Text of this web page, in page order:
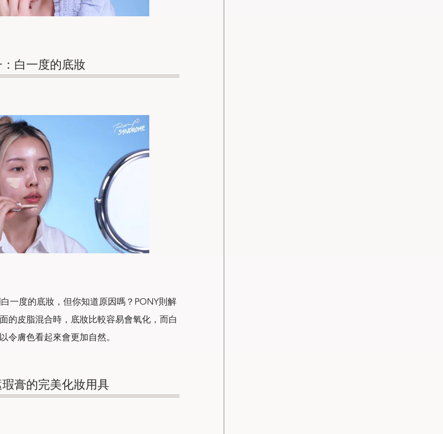
白一度的底妝
一度的底妝，但你知道原因嗎？PONY則解
的皮脂混合時，底妝比較容易會氧化，而白
令膚色看起來會更加自然。
膏的完美化妝用具